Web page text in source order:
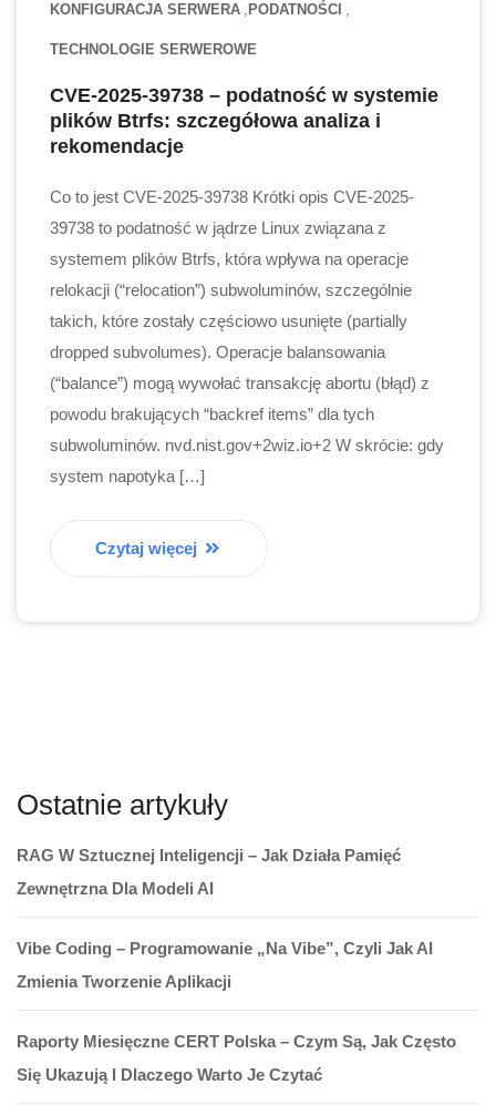
KONFIGURACJA SERWERA PODATNOŚCI
TECHNOLOGIE SERWEROWE
CVE-2025-39738 – podatność w systemie
plików Btrfs: szczegółowa analiza i
rekomendacje
Co to jest CVE-2025-39738 Krótki opis CVE-2025-
39738 to podatność w jądrze Linux związana z
systemem plików Btrfs, która wpływa na operacje
relokacji (“relocation”) subwoluminów, szczególnie
takich, które zostały częściowo usunięte (partially
dropped subvolumes). Operacje balansowania
(“balance”) mogą wywołać transakcję abortu (błąd) z
powodu brakujących “backref items” dla tych
subwoluminów. nvd.nist.gov+2wiz.io+2 W skrócie: gdy
system napotyka […]
Czytaj więcej
Ostatnie artykuły
RAG W Sztucznej Inteligencji – Jak Działa Pamięć
Zewnętrzna Dla Modeli AI
Vibe Coding – Programowanie „na Vibe”, Czyli Jak AI
Zmienia Tworzenie Aplikacji
Raporty Miesięczne CERT Polska – Czym Są, Jak Często
Się Ukazują I Dlaczego Warto Je Czytać